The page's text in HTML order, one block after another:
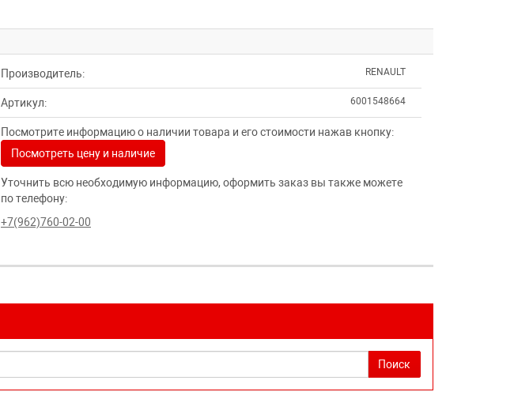
Производитель: RENAULT
Артикул: 6001548664
Посмотрите информацию о наличии товара и его стоимости нажав кнопку:
Посмотреть цену и наличие
Уточнить всю необходимую информацию, оформить заказ вы также можете
по телефону:
+7(962)760-02-00
Поиск